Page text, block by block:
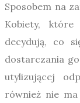
Sposobem na
Kobiety,
decydują, co
dostarczania
utylizującej
również nie